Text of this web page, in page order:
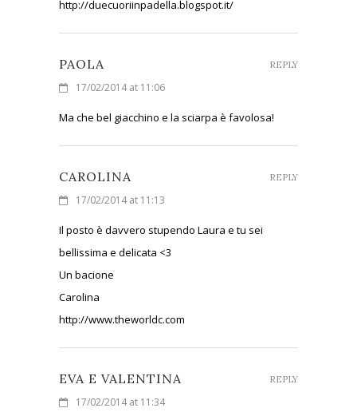
http://duecuoriinpadella.blogspot.it/
PAOLA
17/02/2014 at 11:06
Ma che bel giacchino e la sciarpa è favolosa!
REPLY
CAROLINA
17/02/2014 at 11:13
Il posto è davvero stupendo Laura e tu sei
bellissima e delicata <3
Un bacione
Carolina
http://www.theworldc.com
REPLY
EVA E VALENTINA
17/02/2014 at 11:34
REPLY